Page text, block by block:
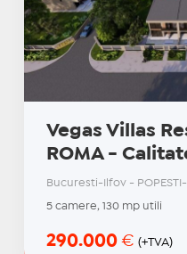
Vegas Villas
ROMA -
Bucuresti-Ilfov - POPESTI-
5 camere, 130 mp utili
290.000 € (+TVA)